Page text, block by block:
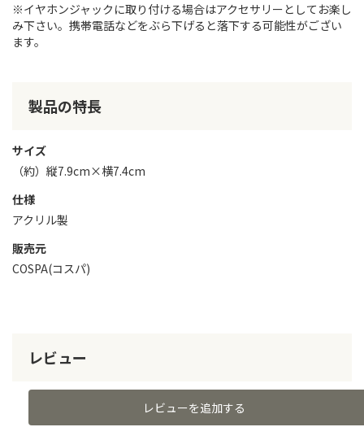
※イヤホンジャックに取り付ける場合はアクセサリーとしてお楽し
み下さい。携帯電話などをぶら下げると落下する可能性がござい
ます。
製品の特長
サイズ
（約）縦7.9cm×横7.4cm
仕様
アクリル製
販売元
COSPA(コスパ)
レビュー
レビューを追加する